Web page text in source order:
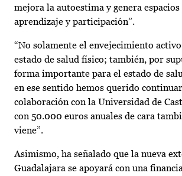
mejora la autoestima y genera
aprendizaje y participación”.
“No solamente el envejecimiento
estado de salud físico; también, por
forma importante para el estado de
en ese sentido hemos querido
colaboración con la Universidad de
con 50.000 euros anuales de cara
viene”.
Asimismo, ha señalado que la nueva
Guadalajara se apoyará con una